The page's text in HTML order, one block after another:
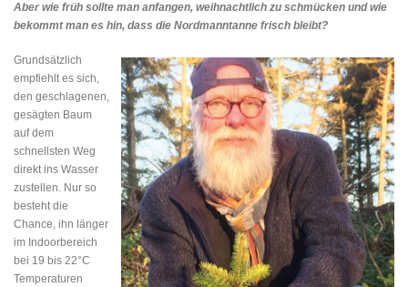
Aber wie früh sollte man anfangen, weihnachtlich zu schmücken und wie
bekommt man es hin, dass die Nordmanntanne frisch bleibt?
Grundsätzlich
empfiehlt es sich,
den geschlagenen,
gesägten Baum
auf dem
schnellsten Weg
direkt ins Wasser
zustellen. Nur so
besteht die
Chance, ihn länger
im Indoorbereich
bei 19 bis 22°C
Temperaturen